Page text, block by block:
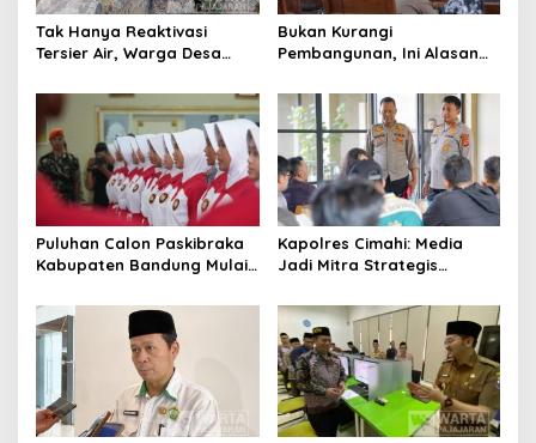
Tak Hanya Reaktivasi
Tersier Air, Warga Desa
Alternatif di Padalarang
Bukan Kurangi
Pembangunan, Ini Alasan
Pengurangan Belanja
Daerah
Puluhan Calon Paskibraka
Kabupaten Bandung Mulai
Kapolres Cimahi: Media
Jadi Mitra Strategis
Publik